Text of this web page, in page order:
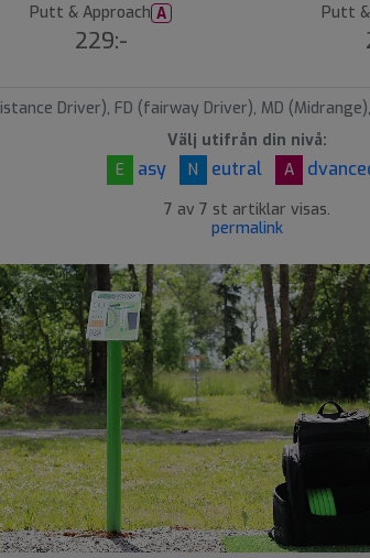
Putt & Approach A
229:-
Putt
Driver), FD (fairway Driver), MD
Välj utifrån din nivå:
E
asy N eutral A
7 av 7 st artiklar visas.
permalink